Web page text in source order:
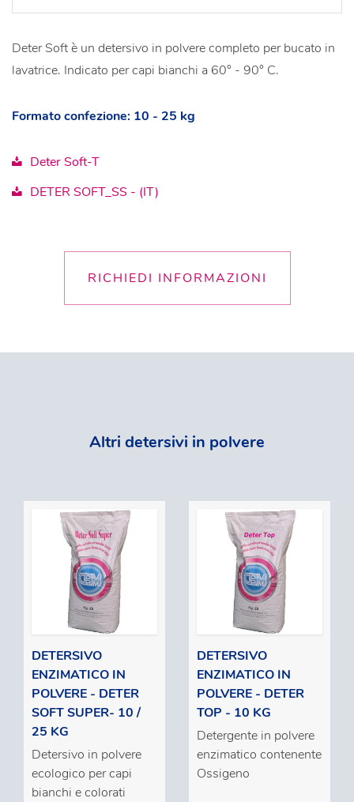
Deter Soft è un detersivo in polvere completo per bucato in
lavatrice. Indicato per capi bianchi a 60° - 90° C.
Formato confezione: 10 - 25 kg
Deter Soft-T
DETER SOFT_SS - (IT)
RICHIEDI INFORMAZIONI
Altri detersivi in polvere
DETERSIVO
ENZIMATICO IN
POLVERE - DETER
SOFT SUPER- 10 /
25 KG
Detersivo in polvere
ecologico per capi
bianchi e colorati
DETERSIVO
ENZIMATICO IN
POLVERE - DETER
TOP - 10 KG
Detergente in polvere
enzimatico contenente
Ossigeno